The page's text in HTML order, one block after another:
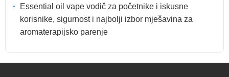
Essential oil vape vodič za početnike i iskusne
korisnike, sigurnost i najbolji izbor mješavina za
aromaterapijsko parenje